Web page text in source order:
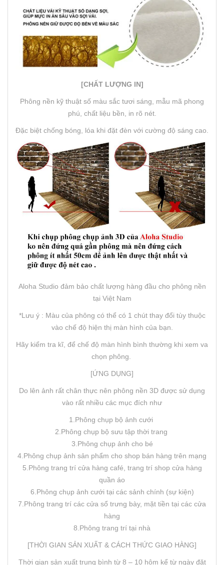
[CHẤT LƯỢNG IN]
Phông nền kỹ thuật số màu sắc tươi sáng, mẫu mã phong
phú, chất liệu bền, in rõ nét.
Đặc biệt chống bóng, lóa khi đặt đèn với cường độ sáng cao.
Aloha Studio đảm bảo chất lượng hàng đầu cho phông nền
tại Việt Nam
*Lưu ý : Màu của phông có thể có 1 chút thay đổi tùy thuộc
vào chế độ hiện thị màn hình của bạn.
Hãy kiểm tra kĩ, để chế độ màn hình bình thường khi xem va
chọn phông.
[ỨNG DỤNG]
Do lên ảnh rất chân thực nên phông nền 3D được sử dụng
vào rất nhiều các mục đích như
1.Phông chụp bộ ảnh cưới
2.Phông chụp bộ sưu tập thời trang
3.Phông chụp ảnh cho bé
4.Phông chụp ảnh sản phẩm cho shop bán hàng trên mạng
5.Phông trang trí cửa hàng café, trang trí shop cửa hàng
quần áo
6.Phông chụp ảnh cưới tại các sảnh chính (sự kiện)
7.Phông trang trí các cửa sổ trưng bày, mặt tiền tại các cửa
hàng
8.Phông trang trí tại nhà
[THỜI GIAN SẢN XUẤT & CÁCH THỨC GIAO HÀNG]
Thời gian sản xuất trung bình từ 8 – 10 hôm kể từ ngày đặt